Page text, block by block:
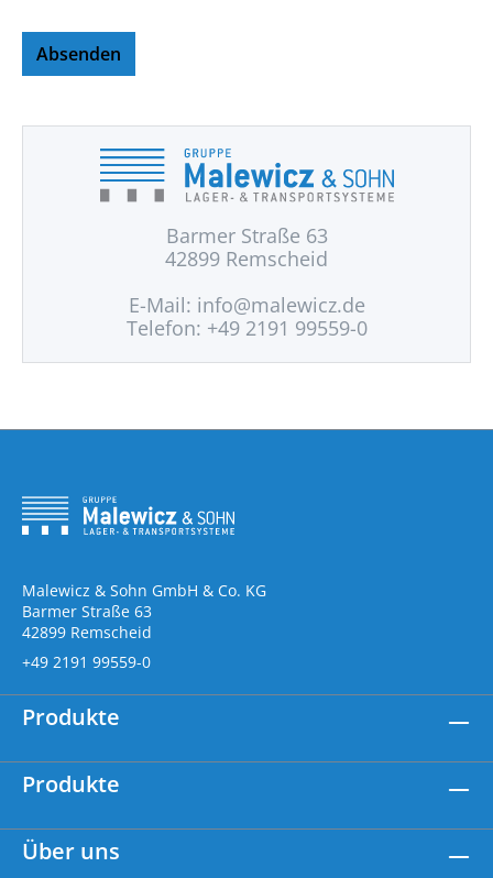
Absenden
Barmer Straße 63
42899 Remscheid
E-Mail: info@malewicz.de
Telefon: +49 2191 99559-0
Malewicz & Sohn GmbH & Co. KG
Barmer Straße 63
42899 Remscheid
+49 2191 99559-0
Produkte
Produkte
Über uns